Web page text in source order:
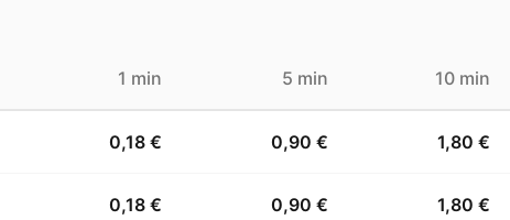
1 min 5 min 10 min
0,18 € 0,90 € 1,80 €
0,18 € 0,90 € 1,80 €